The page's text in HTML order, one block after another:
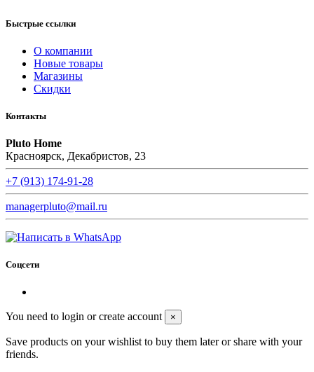
Быстрые ссылки
О компании
Новые товары
Магазины
Скидки
Контакты
Pluto Home
Красноярск, Декабристов, 23
+7 (913) 174-91-28
managerpluto@mail.ru
Соцсети
You need to login or create account ×
Save products on your wishlist to buy them later or share with your
friends.